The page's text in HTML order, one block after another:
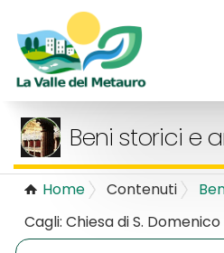
Beni storici e
Home Contenuti
Cagli: Chiesa di S.